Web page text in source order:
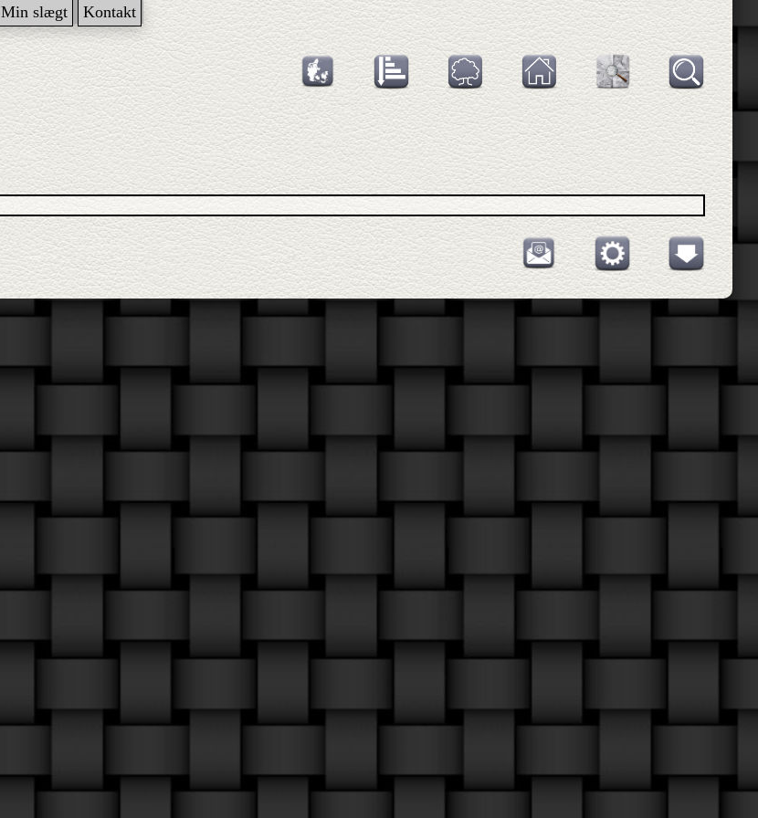
Min slægt Kontakt